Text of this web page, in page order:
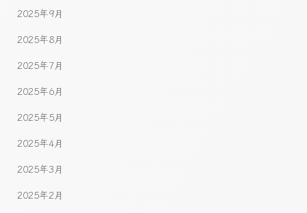
2025年9月
2025年8月
2025年7月
2025年6月
2025年5月
2025年4月
2025年3月
2025年2月